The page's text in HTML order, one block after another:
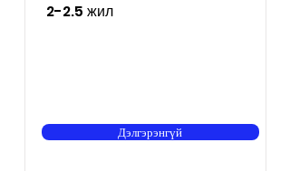
2-2.5 жил
Дэлгэрэнгүй